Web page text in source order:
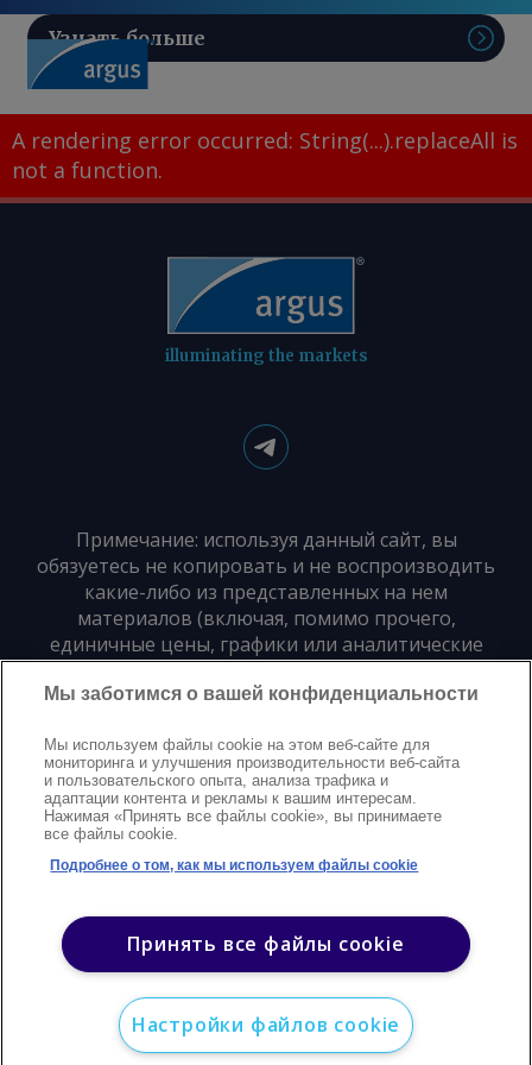
Узнать больше
A rendering error occurred: String(...).replaceAll is
not a function.
illuminating the markets
Примечание: используя данный сайт, вы
обязуетесь не копировать и не воспроизводить
какие-либо из представленных на нем
материалов (включая, помимо прочего,
единичные цены, графики или аналитические
материалы) в любой форме и для любых целей
без предварительного письменного согласия
Политика конфиденциальностиTrademarks
Защита авторских правУсловияModern Slavery Statement
Мы заботимся о вашей конфиденциальности
Мы используем файлы cookie на этом веб-сайте для
мониторинга и улучшения производительности веб-сайта
и пользовательского опыта, анализа трафика и
адаптации контента и рекламы к вашим интересам.
Нажимая «Принять все файлы cookie», вы принимаете
все файлы cookie.
Подробнее о том, как мы используем файлы cookie
Принять все файлы cookie
Настройки файлов cookie